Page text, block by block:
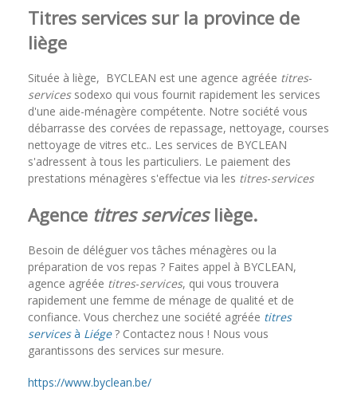
Titres services sur la province de
liège
Située à liège, BYCLEAN est une agence agréée titres-
servicessodexo qui vous fournit rapidement les services
d'une aide-ménagère compétente. Notre société vous
débarrasse des corvées de repassage, nettoyage, courses
nettoyage de vitres etc.. Les services de BYCLEAN
s'adressent à tous les particuliers. Le paiement des
prestations ménagères s'effectue via les titres-services
Agence titres servicesliège.
Besoin de déléguer vos tâches ménagères ou la
préparation de vos repas ? Faites appel à BYCLEAN,
agence agréée titres-services, qui vous trouvera
rapidement une femme de ménage de qualité et de
confiance. Vous cherchez une société agréée titres
servicesà Liége? Contactez nous ! Nous vous
garantissons des services sur mesure.
https://www.byclean.be/